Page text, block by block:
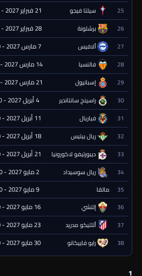
25 سيلتا فيجو 21 فبراير 2027 - 19:00
26 برشلونة 28 فبراير 2027 - 19:00
27 ألافيس 7 مارس 2027 - 19:00
28 فالنسيا 14 مارس 2027 - 19:00
29 إسبانيول 21 مارس 2027 - 19:00
30 راسينج سانتاندير 4 أبريل 2027 - 19:00
31 فياريال 11 أبريل 2027 - 19:00
32 ريال بيتيس 18 أبريل 2027 - 19:00
33 ديبورتيفو لاكورونيا 21 أبريل 2027 - 19:00
34 ريال سوسيداد 2 مايو 2027 - 20:00
35 مالقا 9 مايو 2027 - 20:00
36 إلتشي 16 مايو 2027 - 20:00
37 أتلتيكو مدريد 23 مايو 2027 - 20:00
38 رايو فاييكانو 30 مايو 2027 - 20:00
1